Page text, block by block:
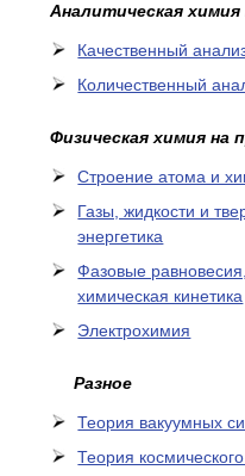
Аналитическая
Качественный
Количественный
Физическая химия на
Cтроение атома и
Газы, жидкости и
энергетика
Фазовые
химическая кинетика
Электрохимия
Разное
Теория вакуумных
Теория